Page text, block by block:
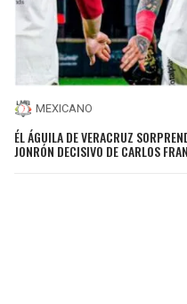
MEXICANO
ÉL ÁGUILA DE VERACRUZ
JONRÓN DECISIVO DE CARLOS